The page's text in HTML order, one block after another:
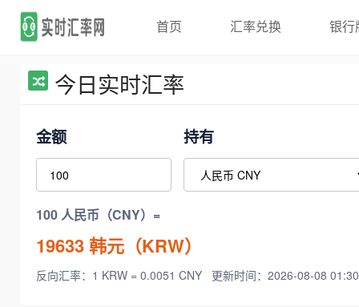
首页 汇率兑换 银行
今日实时汇率
金额 持有
100 人民币（CNY）=
19633韩元（KRW）
反向汇率：1 KRW = 0.0051 CNY 更新时间：2026-08-08